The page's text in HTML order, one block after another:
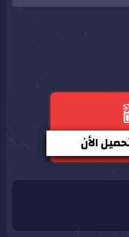
الأن